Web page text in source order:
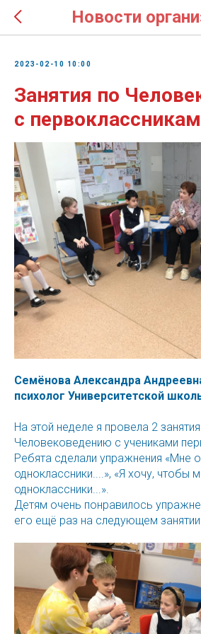
Новости
2023-02-10 10:00
Занятия по
с
Семёнова Александра
психолог Университетской
На этой неделе я провела 2
Человековедению с учениками
Ребята сделали упражнения «Мне
одноклассники....», «Я хочу, чтобы
одноклассники...».
Детям очень понравилось
его ещё раз на следующем